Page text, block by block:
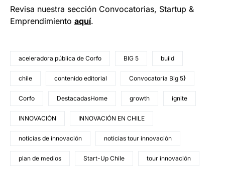
Revisa nuestra sección Convocatorias, Startup &
Emprendimiento aquí.
aceleradora pública de Corfo BIG 5 build
chile contenido editorial Convocatoria Big 5}
Corfo DestacadasHome growth ignite
INNOVACIÓN INNOVACIÓN EN CHILE
noticias de innovación noticias tour innovación
plan de medios Start-Up Chile tour innovación